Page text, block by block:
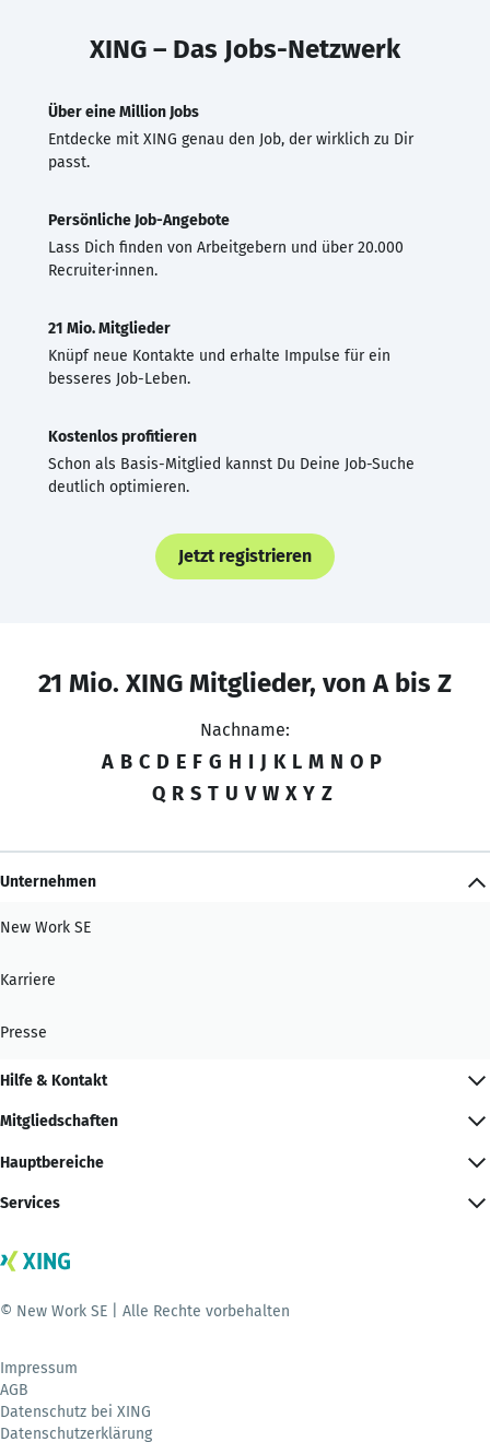
XING – Das Jobs-Netzwerk
Über eine Million Jobs
Entdecke mit XING genau den Job, der wirklich zu Dir
passt.
Persönliche Job-Angebote
Lass Dich finden von Arbeitgebern und über 20.000
Recruiter·innen.
21 Mio. Mitglieder
Knüpf neue Kontakte und erhalte Impulse für ein
besseres Job-Leben.
Kostenlos profitieren
Schon als Basis-Mitglied kannst Du Deine Job-Suche
deutlich optimieren.
Jetzt registrieren
21 Mio. XING Mitglieder, von A bis Z
Nachname:
A B C D E F G H I J K L M N O P
Q R S T U V W X Y Z
Unternehmen
New Work SE
Karriere
Presse
Hilfe & Kontakt
Mitgliedschaften
Hauptbereiche
Services
© New Work SE | Alle Rechte vorbehalten
Impressum
AGB
Datenschutz bei XING
Datenschutzerklärung